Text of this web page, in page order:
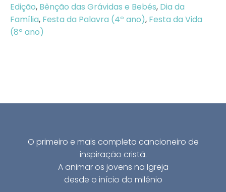
Edição, Bênção das Grávidas e Bebés, Dia da
Família, Festa da Palavra (4º ano), Festa da Vida
(8º ano)
O primeiro e mais completo cancioneiro de
inspiração cristã.
A animar os jovens na Igreja
desde o início do milénio